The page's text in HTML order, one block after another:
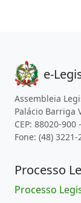
e-
Assembleia
Palácio Barriga
CEP: 88020-
Fone: (48) 3221-
Processo
Processo